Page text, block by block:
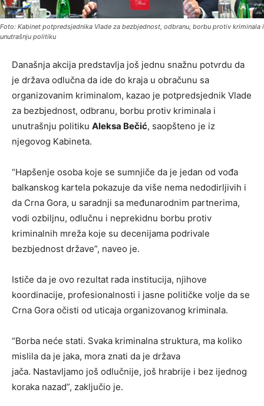
Foto: Kabinet potpredsjednika Vlade za bezbjednost, odbranu, borbu protiv kriminala i
unutrašnju politiku
Današnja akcija predstavlja još jednu snažnu potvrdu da
je država odlučna da ide do kraja u obračunu sa
organizovanim kriminalom, kazao je potpredsjednik Vlade
za bezbjednost, odbranu, borbu protiv kriminala i
unutrašnju politiku Aleksa Bečić, saopšteno je iz
njegovog Kabineta.
“Hapšenje osoba koje se sumnjiče da je jedan od vođa
balkanskog kartela pokazuje da više nema nedodirljivih i
da Crna Gora, u saradnji sa međunarodnim partnerima,
vodi ozbiljnu, odlučnu i neprekidnu borbu protiv
kriminalnih mreža koje su decenijama podrivale
bezbjednost države”, naveo je.
Ističe da je ovo rezultat rada institucija, njihove
koordinacije, profesionalnosti i jasne političke volje da se
Crna Gora očisti od uticaja organizovanog kriminala.
“Borba neće stati. Svaka kriminalna struktura, ma koliko
mislila da je jaka, mora znati da je država
jača. Nastavljamo još odlučnije, još hrabrije i bez ijednog
koraka nazad”, zaključio je.